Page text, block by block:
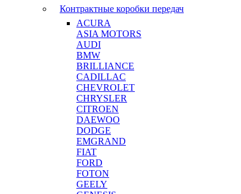
Контрактные коробки передач
ACURA
ASIA MOTORS
AUDI
BMW
BRILLIANCE
CADILLAC
CHEVROLET
CHRYSLER
CITROEN
DAEWOO
DODGE
EMGRAND
FIAT
FORD
FOTON
GEELY